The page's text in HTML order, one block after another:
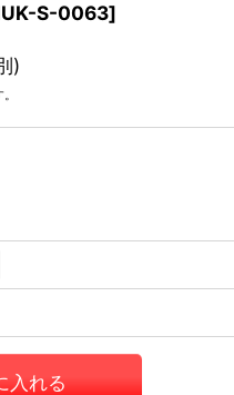
S-0063]
)
入れる